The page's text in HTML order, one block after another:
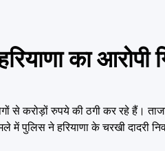
का आरोपी
करोड़ों रुपये की ठगी कर रहे हैं। ताजा
पुलिस ने हरियाणा के चरखी दादरी